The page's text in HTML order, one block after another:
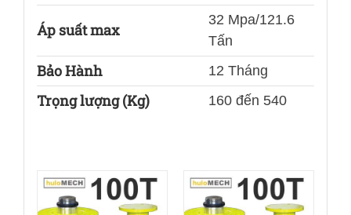
Áp suất max
32 Mpa/121.6
Tấn
Bảo Hành 12 Tháng
Trọng lượng (Kg) 160 đến 540